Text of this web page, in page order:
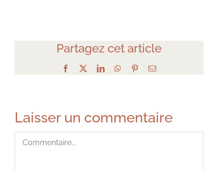
Partagez cet article
Facebook LinkedInWhatsApp
PinterestEmail
Laisser un commentaire